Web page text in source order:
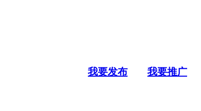
我要发布 我要推广